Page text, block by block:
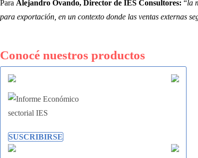
Para Alejandro Ovando, Director de IES Consultores: “la
para exportación, en un contexto donde las ventas externas
Conocé nuestros productos
SUSCRIBIRSE